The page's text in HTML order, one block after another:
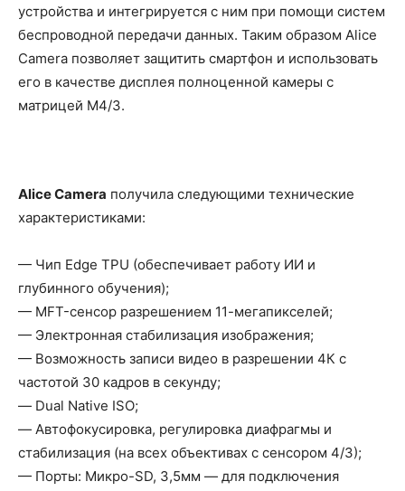
устройства и интегрируется с ним при помощи систем
беспроводной передачи данных. Таким образом Alice
Camera позволяет защитить смартфон и использовать
его в качестве дисплея полноценной камеры c
матрицей M4/3.
Alice Camera получила следующими технические
характеристиками:
— Чип Edge TPU (обеспечивает работу ИИ и
глубинного обучения);
— MFT-сенсор разрешением 11-мегапикселей;
— Электронная стабилизация изображения;
— Возможность записи видео в разрешении 4К с
частотой 30 кадров в секунду;
— Dual Native ISO;
— Автофокусировка, регулировка диафрагмы и
стабилизация (на всех объективах с сенсором 4/3);
— Порты: Микро-SD, 3,5мм — для подключения